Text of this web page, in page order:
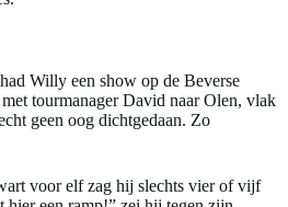
Willy een show op de Beverse
tourmanager David naar Olen, vlak
geen oog dichtgedaan. Zo
voor elf zag hij slechts vier of vijf